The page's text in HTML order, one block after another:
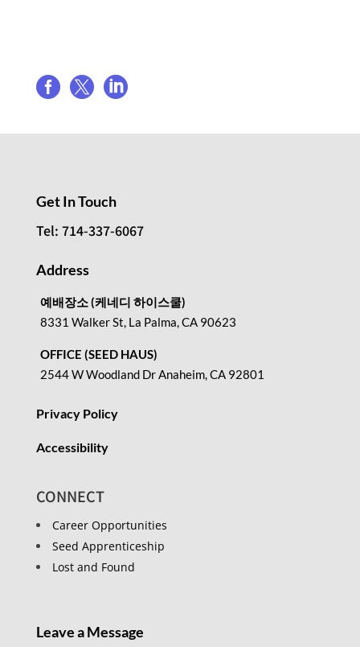
  
Get In Touch
Tel: 714-337-6067
Address
예배장소 (케네디 하이스쿨)
8331 Walker St, La Palma, CA 90623
OFFICE (SEED HAUS)
2544 W Woodland Dr Anaheim, CA 92801
Privacy Policy
Accessibility
CONNECT
Career Opportunities
Seed Apprenticeship
Lost and Found
Leave a Message